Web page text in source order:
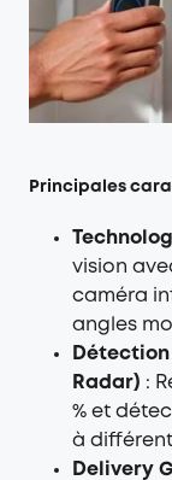
Principales
vision
caméra
angles
Détection
Radar) :
% et
à
Delivery